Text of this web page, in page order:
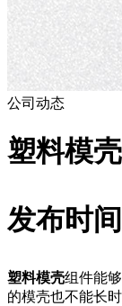
公司动态
塑料模
发布时
塑料模壳组件能
的模壳也不能长